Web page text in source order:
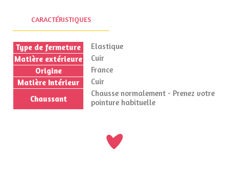
CARACTÉRISTIQUES
Type de fermeture
Elastique
Matière extérieure
Cuir
Origine
France
Matière Intérieur
Cuir
Chaussant
Chausse normalement - Prenez votre
pointure habituelle